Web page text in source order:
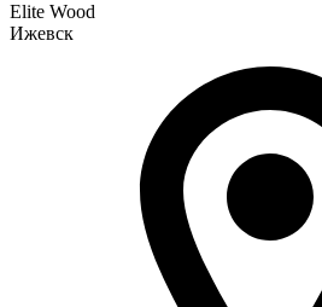
Elite Wood
Ижевск